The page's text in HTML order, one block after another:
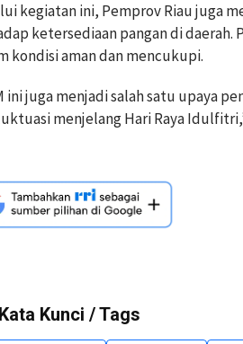
kegiatan ini, Pemprov Riau juga
ketersediaan pangan di daerah.
kondisi aman dan mencukupi.
ini juga menjadi salah satu upaya
menjelang Hari Raya
Kata Kunci / Tags